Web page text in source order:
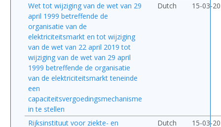
Wet tot wijziging van de wet van 29
april 1999 betreffende de
organisatie van de
elektriciteitsmarkt en tot wijziging
van de wet van 22 april 2019 tot
wijziging van de wet van 29 april
1999 betreffende de organisatie
van de elektriciteitsmarkt teneinde
een
capaciteitsvergoedingsmechanisme
in te stellen
Dutch 15-03-
Rijksinstituut voor ziekte- en
Dutch 15-03-